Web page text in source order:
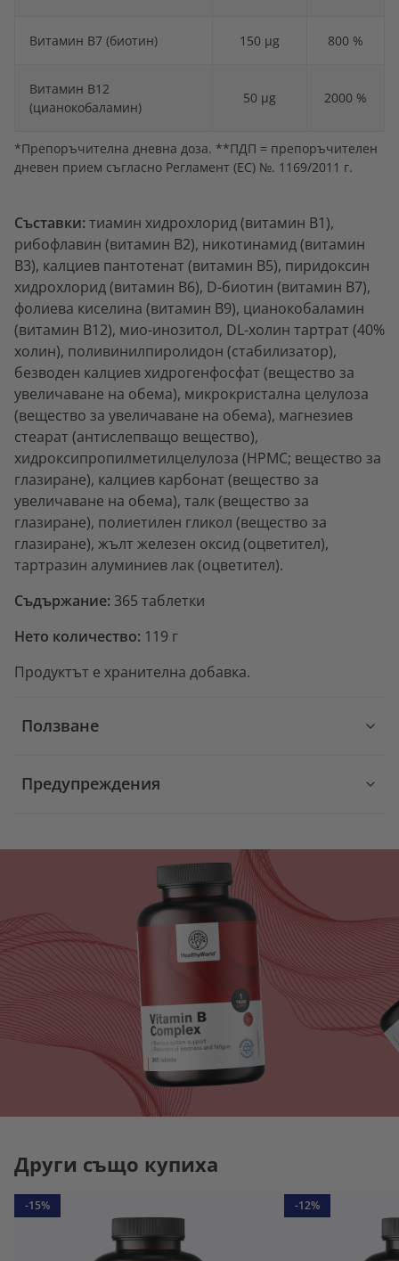
Витамин B7 (биотин) 150 µg 800 %
Витамин B12
(цианокобаламин)
50 µg 2000 %
*Препоръчителна дневна доза. **ПДП = препоръчителен
дневен прием съгласно Регламент (ЕС) №. 1169/2011 г.
Съставки: тиамин хидрохлорид (витамин B1),
рибофлавин (витамин B2), никотинамид (витамин
B3), калциев пантотенат (витамин B5), пиридоксин
хидрохлорид (витамин B6), D-биотин (витамин B7),
фолиева киселина (витамин B9), цианокобаламин
(витамин B12), мио-инозитол, DL-холин тартрат (40%
холин), поливинилпиролидон (стабилизатор),
безводен калциев хидрогенфосфат (вещество за
увеличаване на обема), микрокристална целулоза
(вещество за увеличаване на обема), магнезиев
стеарат (антислепващо вещество),
хидроксипропилметилцелулоза (HPMC; вещество за
глазиране), калциев карбонат (вещество за
увеличаване на обема), талк (вещество за
глазиране), полиетилен гликол (вещество за
глазиране), жълт железен оксид (оцветител),
тартразин алуминиев лак (оцветител).
Съдържание: 365 таблетки
Нето количество: 119 г
Продуктът е хранителна добавка.
Ползване
Предупреждения
Други също купиха
-15% -12%